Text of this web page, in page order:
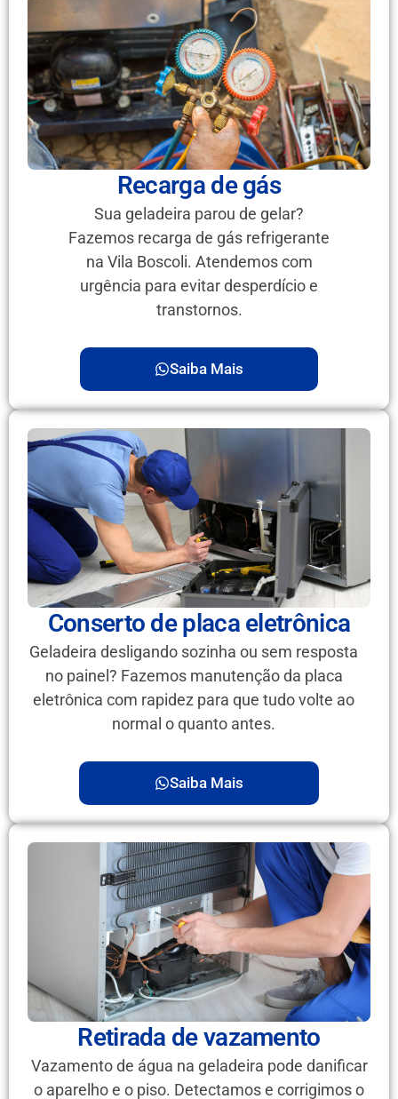
Recarga de gás
Sua geladeira parou de gelar?
Fazemos recarga de gás refrigerante
na Vila Boscoli. Atendemos com
urgência para evitar desperdício e
transtornos.
Saiba Mais
Conserto de placa eletrônica
Geladeira desligando sozinha ou sem resposta
no painel? Fazemos manutenção da placa
eletrônica com rapidez para que tudo volte ao
normal o quanto antes.
Saiba Mais
Retirada de vazamento
Vazamento de água na geladeira pode danificar
o aparelho e o piso. Detectamos e corrigimos o